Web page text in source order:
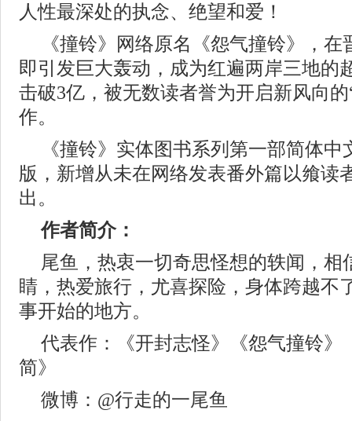
人性最深处的执念、绝望和爱！
《撞铃》网络原名《怨气撞铃》，
即引发巨大轰动，成为红遍两岸三地的
击破3亿，被无数读者誉为开启新风向
作。
《撞铃》实体图书系列第一部简体
版，新增从未在网络发表番外篇以飨读
出。
作者简介：
尾鱼，热衷一切奇思怪想的轶闻，相
睛，热爱旅行，尤喜探险，身体跨越不
事开始的地方。
代表作：《开封志怪》《怨气撞铃》
简》
微博：@行走的一尾鱼